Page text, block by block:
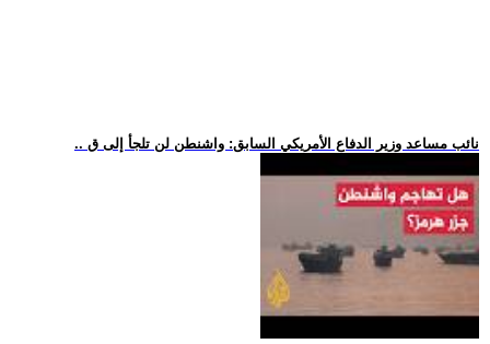
.. نائب مساعد وزير الدفاع الأمريكي السابق: واشنطن لن تلجأ إلى ق